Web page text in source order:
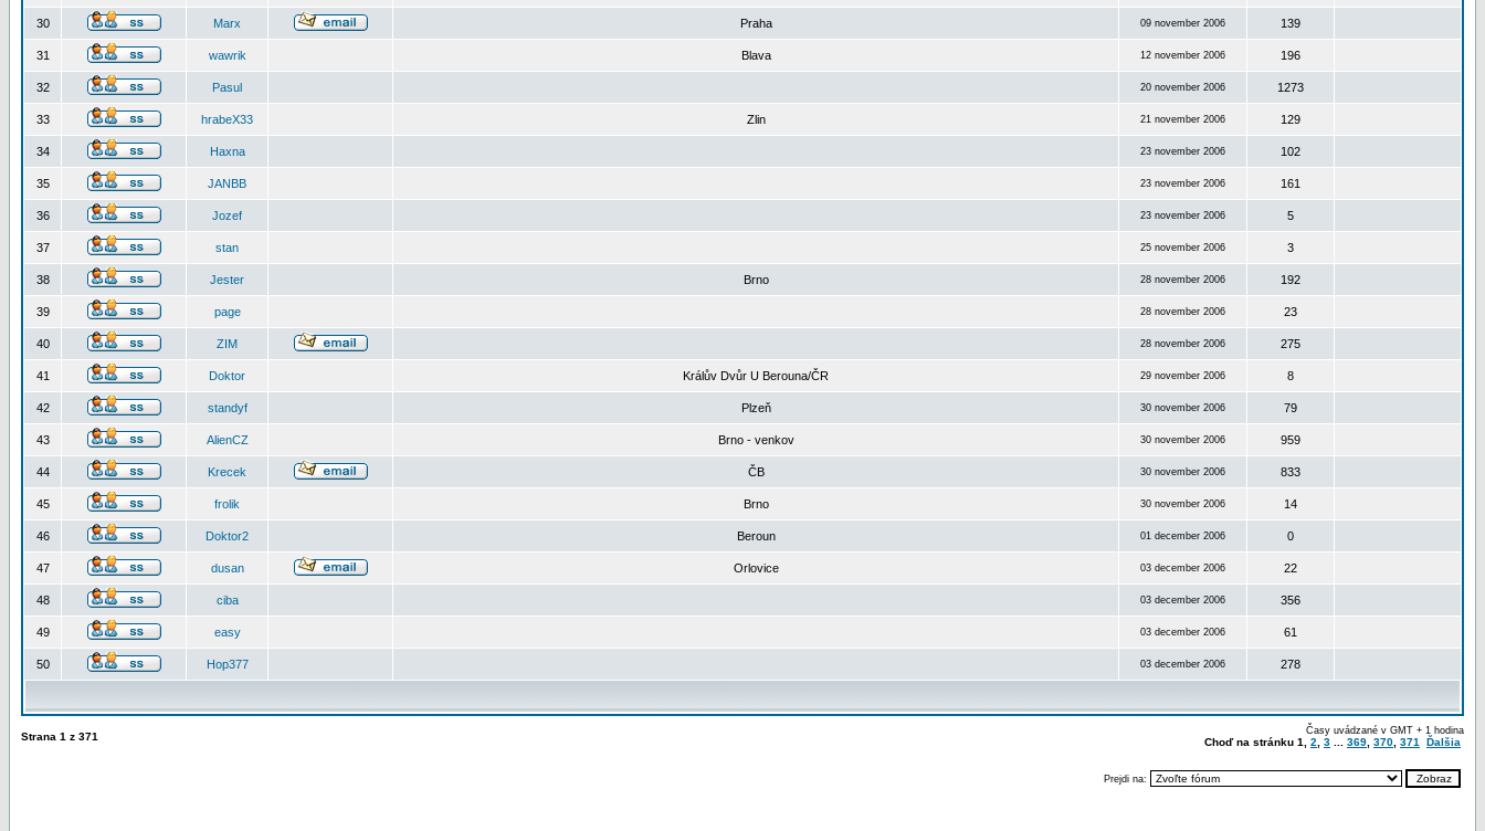
30 Marx Praha 09 november 2006 139
31 wawrik Blava 12 november 2006 196
32 Pasul 20 november 2006 1273
33 hrabeX33 Zlin 21 november 2006 129
34 Haxna 23 november 2006 102
35 JANBB 23 november 2006 161
36 Jozef 23 november 2006 5
37 stan 25 november 2006 3
38 Jester Brno 28 november 2006 192
39 page 28 november 2006 23
40 ZIM 28 november 2006 275
41 Doktor Králův Dvůr U Berouna/ČR 29 november 2006 8
42 standyf Plzeň 30 november 2006 79
43 AlienCZ Brno - venkov 30 november 2006 959
44 Krecek ČB 30 november 2006 833
45 frolik Brno 30 november 2006 14
46 Doktor2 Beroun 01 december 2006 0
47 dusan Orlovice 03 december 2006 22
48 ciba 03 december 2006 356
49 easy 03 december 2006 61
50 Hop377 03 december 2006 278
Strana 1 z 371 Časy uvádzané v GMT + 1 hodina
Choď na stránku 1 2 3 369 370 371 Ďalšia
Prejdi na: